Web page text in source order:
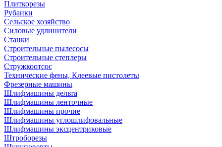
Плиткорезы
Рубанки
Сельское хозяйство
Силовые удлинители
Станки
Строительные пылесосы
Строительные степлеры
Стружкоотсос
Технические фены, Клеевые пистолеты
Фрезерные машины
Шлифмашины дельта
Шлифмашины ленточные
Шлифмашины прочие
Шлифмашины углошлифовальные
Шлифмашины эксцентриковые
Штроборезы